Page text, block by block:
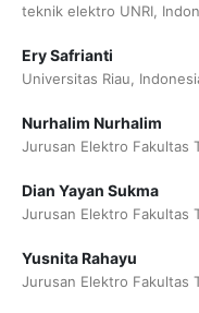
teknik elektro UNRI,
Ery Safrianti
Universitas Riau,
Nurhalim Nurhalim
Jurusan Elektro Fakultas
Dian Yayan Sukma
Jurusan Elektro Fakultas
Yusnita Rahayu
Jurusan Elektro Fakultas